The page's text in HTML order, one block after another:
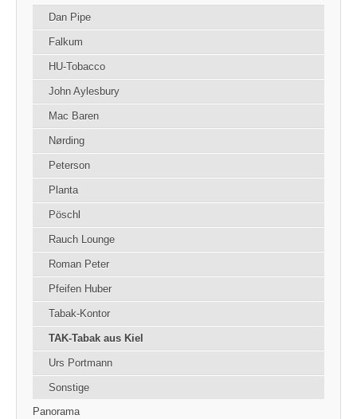
Dan Pipe
Falkum
HU-Tobacco
John Aylesbury
Mac Baren
Nørding
Peterson
Planta
Pöschl
Rauch Lounge
Roman Peter
Pfeifen Huber
Tabak-Kontor
TAK-Tabak aus Kiel
Urs Portmann
Sonstige
Panorama